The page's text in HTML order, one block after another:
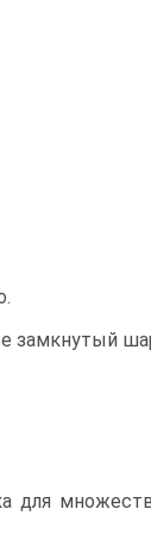
замкнутый
для